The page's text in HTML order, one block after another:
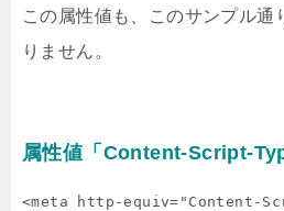
この属性値も、このサンプル通
りません。
属性値「Content-Script-
<meta http-equiv="Content-